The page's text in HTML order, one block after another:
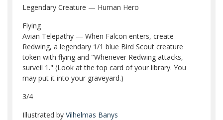
Legendary Creature — Human Hero
Flying
Avian Telepathy — When Falcon enters, create
Redwing, a legendary 1/1 blue Bird Scout creature
token with flying and "Whenever Redwing attacks,
surveil 1." (Look at the top card of your library. You
may put it into your graveyard.)
3/4
Illustrated by Vilhelmas Banys